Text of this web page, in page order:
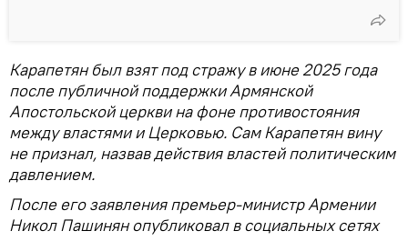
Карапетян был взят под стражу в июне 2025 года
после публичной поддержки Армянской
Апостольской церкви на фоне противостояния
между властями и Церковью. Сам Карапетян вину
не признал, назвав действия властей политическим
давлением.
После его заявления премьер-министр Армении
Никол Пашинян опубликовал в социальных сетях